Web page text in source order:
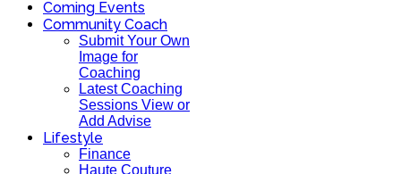
Coming Events
Community Coach
Submit Your Own
Image for
Coaching
Latest Coaching
Sessions View or
Add Advise
Lifestyle
Finance
Haute Couture